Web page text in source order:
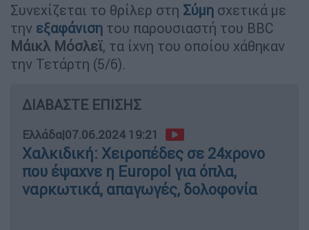
Συνεχίζεται το θρίλερ στη Σύμη σχετικά με
την εξαφάνιση του παρουσιαστή του BBC
Μάικλ Μόσλεϊ, τα ίχνη του οποίου χάθηκαν
την Τετάρτη (5/6).
ΔΙΑΒΑΣΤΕ ΕΠΙΣΗΣ
Ελλάδα|07.06.2024 19:21
Χαλκιδική: Χειροπέδες σε 24χρονο
που έψαχνε η Europol για όπλα,
ναρκωτικά, απαγωγές, δολοφονία